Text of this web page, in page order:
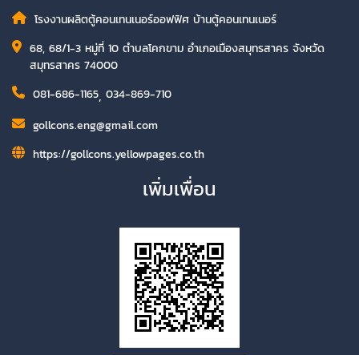
โรงงานผลิตตู้คอนเทนเนอร์ออฟฟิศ บ้านตู้คอนเทนเนอร์
68, 68/1-3 หมู่ที่ 10 ตำบลโคกขาม อำเภอเมืองสมุทรสาคร จังหวัด
สมุทรสาคร 74000
081-686-1165, 034-869-710
gollcons.eng@gmail.com
https://gollcons.yellowpages.co.th
เพิ่มเพื่อน